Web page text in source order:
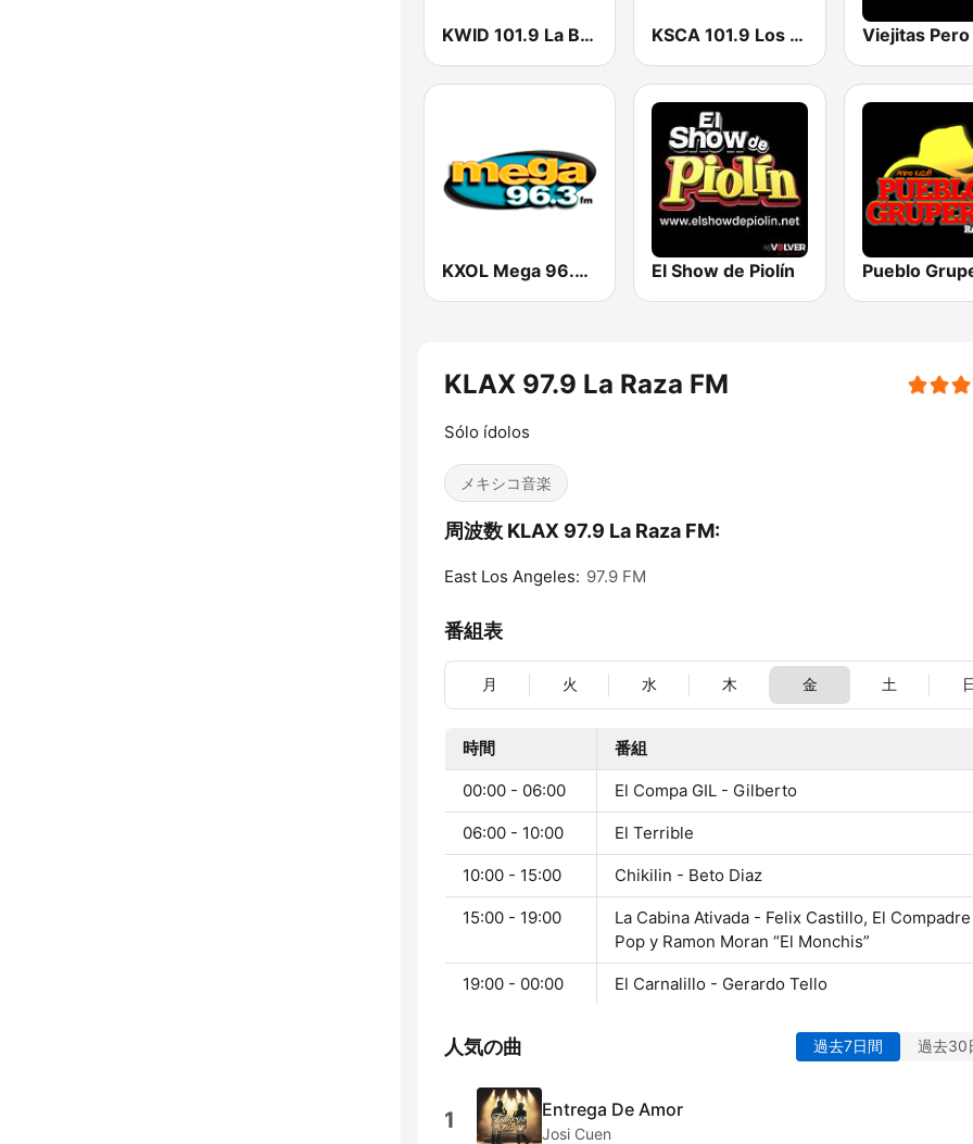
KWID 101.9 La Buena KSCA 101.9 Los Angeles FM (US Only)
KXOL Mega 96.3 FM El Show de Piolín
KLAX 97.9 La Raza FM
Sólo ídolos
メキシコ音楽
周波数 KLAX 97.9 La Raza FM:
East Los Angeles: 97.9 FM
番組表
月 火 水 木 金 土
時間 番組
00:00 - 06:00 El Compa GIL - Gilberto
06:00 - 10:00 El Terrible
10:00 - 15:00 Chikilin - Beto Diaz
15:00 - 19:00
La Cabina Ativada - Felix Castillo, El Compadre
Pop y Ramon Moran “El Monchis”
19:00 - 00:00 El Carnalillo - Gerardo Tello
人気の曲 過去7日間 過去30
1 Entrega De Amor
Josi Cuen